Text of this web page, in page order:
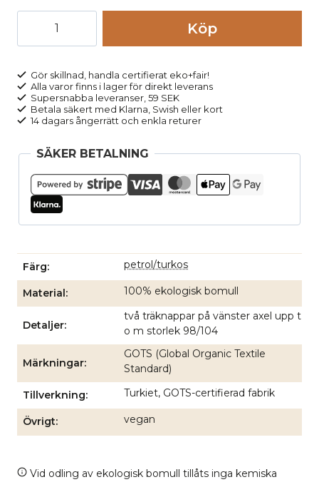
petrol/turkos
randig
mängd
Köp
Gör skillnad, handla certifierat eko+fair!
Alla varor finns i lager för direkt leverans
Supersnabba leveranser, 59 SEK
Betala säkert med Klarna, Swish eller kort
14 dagars ångerrätt och enkla returer
SÄKER BETALNING
Färg petrol/turkos
Material 100% ekologisk bomull
Detaljer
två träknappar på vänster axel upp t
o m storlek 98/104
Märkningar
GOTS (Global Organic Textile
Standard)
Tillverkning Turkiet, GOTS-certifierad fabrik
Övrigt vegan
Vid odling av ekologisk bomull tillåts inga kemiska